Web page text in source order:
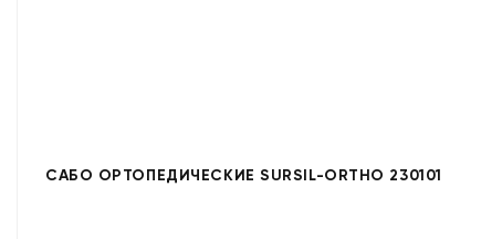
САБО ОРТОПЕДИЧЕСКИЕ SURSIL-ORTHO 230101